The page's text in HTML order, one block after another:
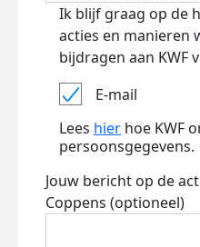
Ik blijf graag op de
acties en manieren
bijdragen aan KWF
E-mail
Lees hier hoe KWF
persoonsgegevens.
Jouw bericht op de
Coppens (optioneel)